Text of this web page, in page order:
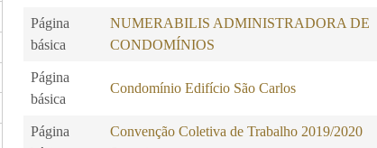
Página
básica
NUMERABILIS ADMINISTRADORA DE
CONDOMÍNIOS
Página
básica
Condomínio Edifício São Carlos
Página
Convenção Coletiva de Trabalho 2019/2020